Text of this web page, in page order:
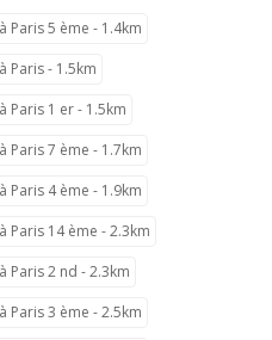
Paris 5 ème - 1.4km
Paris - 1.5km
Paris 1 er - 1.5km
Paris 7 ème - 1.7km
Paris 4 ème - 1.9km
Paris 14 ème - 2.3km
Paris 2 nd - 2.3km
Paris 3 ème - 2.5km